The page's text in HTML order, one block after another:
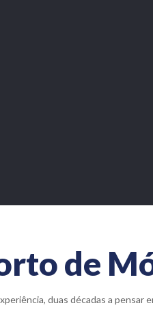
de
duas décadas a pensar